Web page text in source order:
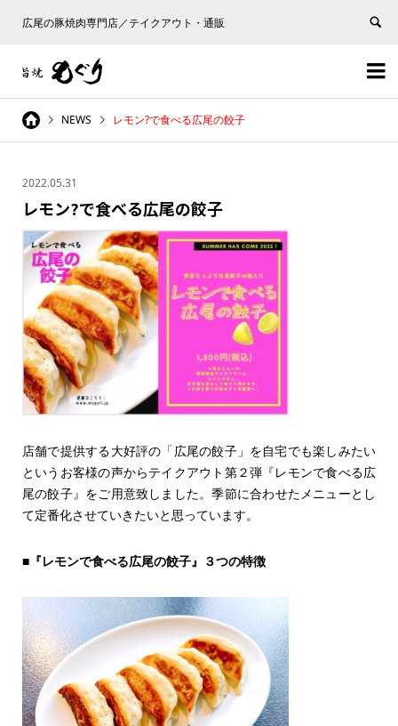
広尾の豚焼肉専門店／テイクアウト・通販


NEWS レモン?で食べる広尾の餃子
2022.05.31
レモン?で食べる広尾の餃子
店舗で提供する大好評の「広尾の餃子」を自宅でも楽しみたい
というお客様の声からテイクアウト第２弾『レモンで食べる広
尾の餃子』をご用意致しました。季節に合わせたメニューとし
て定番化させていきたいと思っています。
■『レモンで食べる広尾の餃子』３つの特徴